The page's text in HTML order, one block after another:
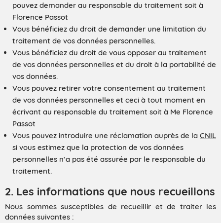
pouvez demander au responsable du traitement soit à
Florence Passot
Vous bénéficiez du droit de demander une limitation du
traitement de vos données personnelles.
Vous bénéficiez du droit de vous opposer au traitement
de vos données personnelles et du droit à la portabilité de
vos données.
Vous pouvez retirer votre consentement au traitement
de vos données personnelles et ceci à tout moment en
écrivant au responsable du traitement soit à Me Florence
Passot
Vous pouvez introduire une réclamation auprès de la CNIL
si vous estimez que la protection de vos données
personnelles n’a pas été assurée par le responsable du
traitement.
2. Les informations que nous recueillons
Nous sommes susceptibles de recueillir et de traiter les
données suivantes :